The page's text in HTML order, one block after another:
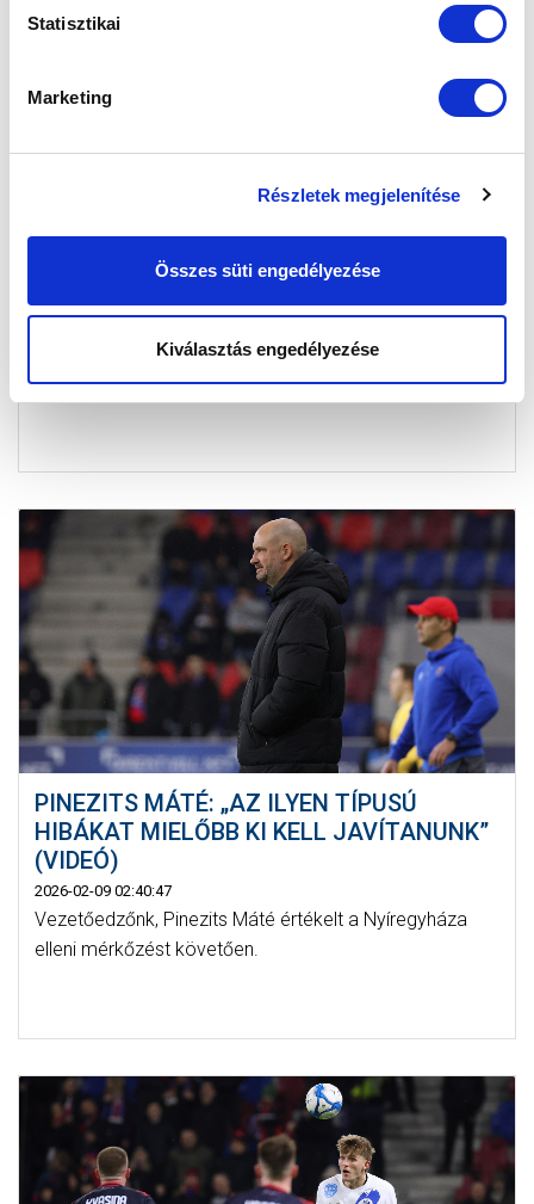
Statisztikai
Marketing
Részletek megjelenítése
Összes süti engedélyezése
Kiválasztás engedélyezése
MÁR KAPHATÓ A SZEZON UTOLSÓ MINI-
Most három izgalmas, komoly téttel bíró
összecsapásra válthatod meg a helyed egyszerre,
rendkívül kedvezményes áron!
PINEZITS MÁTÉ: „AZ ILYEN TÍPUSÚ
HIBÁKAT MIELŐBB KI KELL JAVÍTANUNK”
(VIDEÓ)
2026-02-09 02:40:47
Vezetőedzőnk, Pinezits Máté értékelt a Nyíregyháza
elleni mérkőzést követően.